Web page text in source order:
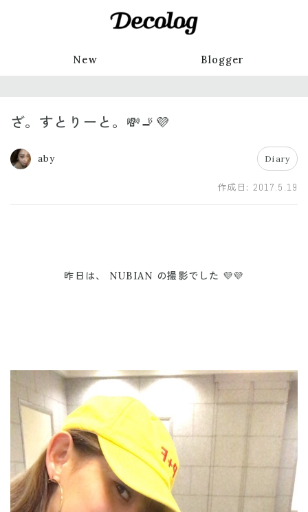
New Blogger
ざ。すとりーと。💸🚬💜
aby Diary
作成日: 2017.5.19
昨日は、 NUBIAN の撮影でした 💜💜